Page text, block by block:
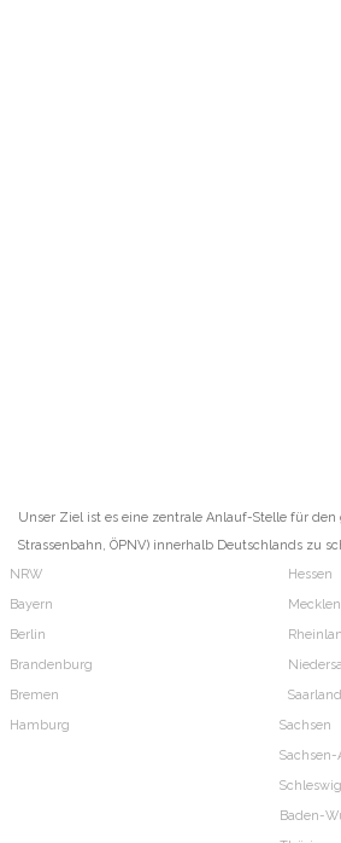
Unser Ziel ist es eine zentrale Anlauf-Stelle für den
Strassenbahn, ÖPNV) innerhalb Deutschlands zu
NRW
Bayern
Berlin
Brandenburg
Bremen
Hamburg
Hessen
Saarland
Sachsen
Baden-